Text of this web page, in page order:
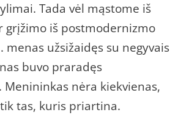
Tada vėl mąstome iš
grįžimo iš postmodernizmo
menas užsižaidęs su negyvais
buvo praradęs
Menininkas nėra kiekvienas,
tas, kuris priartina.